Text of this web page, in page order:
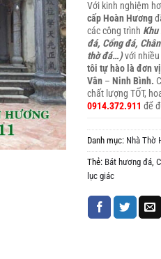
Với kinh nghiệm
cấp Hoàn Hương
các công trình
đá, Cổng đá,
thờ đá…)với nhiều
tôi tự hào là đơn
Vân– Ninh Bình.
chất lượng TỐT,
0914.372.911 để
Danh mục: Nhà Thờ
Thẻ: Bát hương đá,
lục giác